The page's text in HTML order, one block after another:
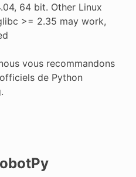
64 bit. Other Linux
>= 2.35 may work,
vous recommandons
de Python